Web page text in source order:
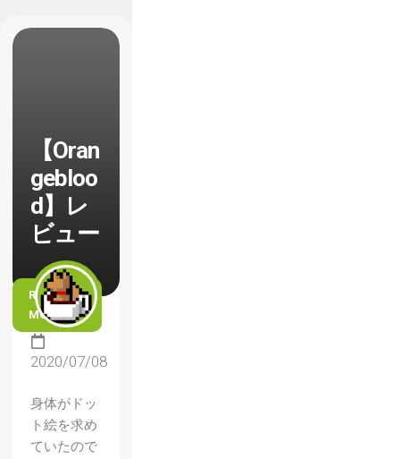
【Oran
gebloo
d】レ
ビュー
READ
MORE
2020/07/08
身体がドッ
ト絵を求め
ていたので